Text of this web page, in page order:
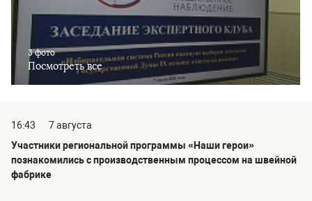
3 фото
Посмотреть все
16:43
7 августа
Участники региональной программы «Наши герои»
познакомились с производственным процессом на швейной
фабрике